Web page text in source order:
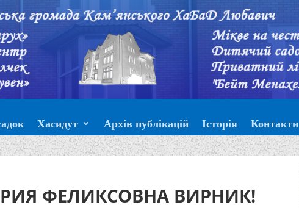
Хасидут Архів публікацій Історія Контакти
ФЕЛИКСОВНА ВИРНИК!